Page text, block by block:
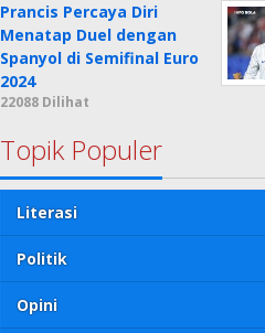
Prancis Percaya Diri
Menatap Duel dengan
Spanyol di Semifinal Euro
2024
22088 Dilihat
Topik Populer
Literasi
Politik
Opini